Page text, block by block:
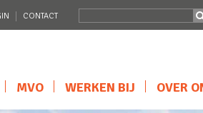
CONTACT
MVO WERKEN BIJ OVER